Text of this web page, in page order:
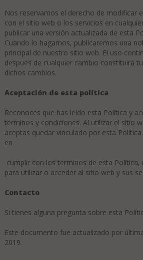
Nos reservamos el derecho de modificar
con el sitio web o los servicios en
publicar una versión actualizada de esta
Cuando lo hagamos, publicaremos una
principal de nuestro sitio web. El uso
después de cualquier cambio constituirá
dichos cambios.
Aceptación de esta política
Reconoces que has leído esta Política y
términos y condiciones. Al utilizar el sitio
aceptas quedar vinculado por esta
en
cumplir con los términos de esta
para utilizar o acceder al sitio web y sus
Contacto
Si tienes alguna pregunta sobre esta
Este documento fue actualizado por
2019.